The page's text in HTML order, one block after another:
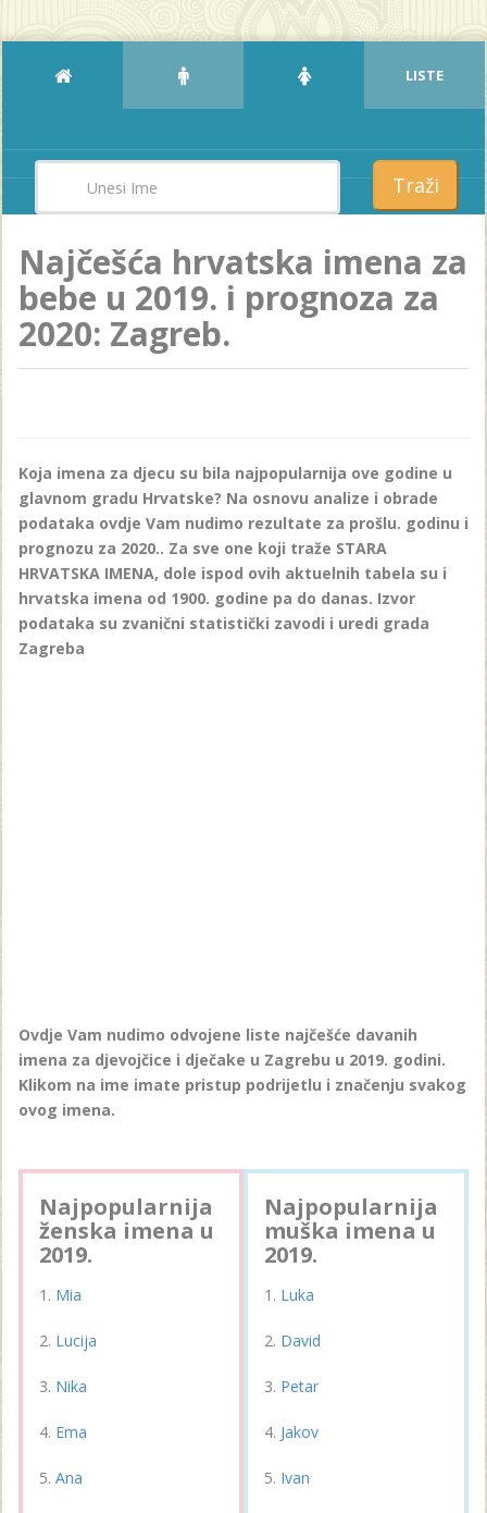
LISTE
Traži
Najčešća hrvatska imena za
bebe u 2019. i prognoza za
2020: Zagreb.
Koja imena za djecu su bila najpopularnija ove godine u
glavnom gradu Hrvatske? Na osnovu analize i obrade
podataka ovdje Vam nudimo rezultate za prošlu. godinu i
prognozu za 2020.. Za sve one koji traže STARA
HRVATSKA IMENA, dole ispod ovih aktuelnih tabela su i
hrvatska imena od 1900. godine pa do danas. Izvor
podataka su zvanični statistički zavodi i uredi grada
Zagreba
Ovdje Vam nudimo odvojene liste najčešće davanih
imena za djevojčice i dječake u Zagrebu u 2019. godini.
Klikom na ime imate pristup podrijetlu i značenju svakog
ovog imena.
Najpopularnija
ženska imena u
2019.
Mia
Lucija
Nika
Ema
Ana
Najpopularnija
muška imena u
2019.
Luka
David
Petar
Jakov
Ivan